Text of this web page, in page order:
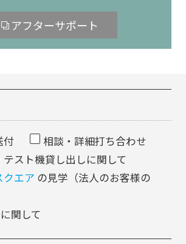
アフターサポート
付
相談・詳細打ち合わせ
スト機貸し出しに関して
クエア の見学（法人のお客様の
に関して